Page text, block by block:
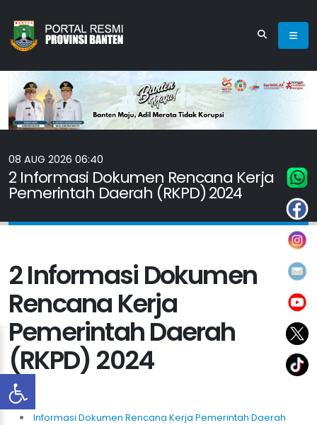
2 Informasi Dokumen Rencana Kerja
Pemerintah Daerah (RKPD) 2024
08 AUG 2026 06:40
2 Informasi Dokumen
Rencana Kerja
Pemerintah Daerah
(RKPD) 2024
Informasi Dokumen Rencana Kerja Pemerintah Daerah